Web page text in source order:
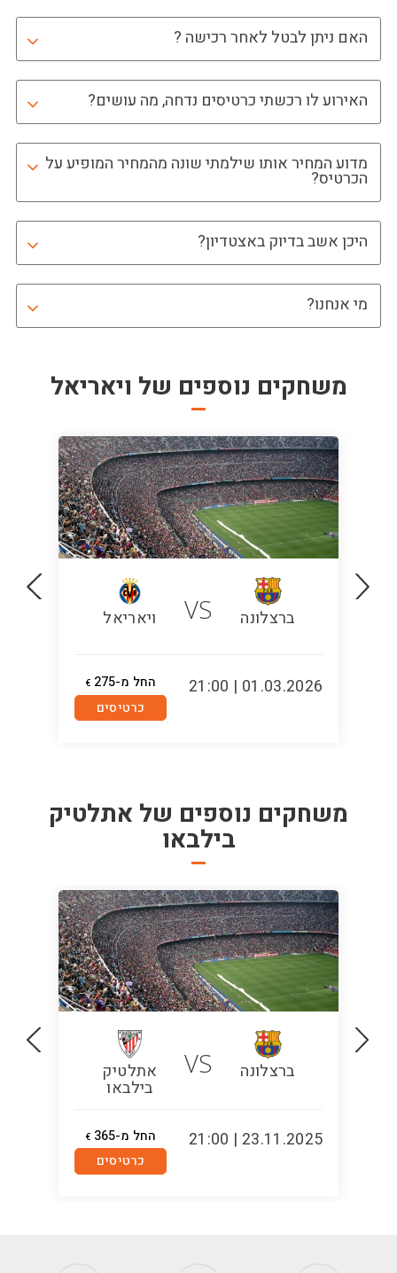
האם ניתן לבטל לאחר רכישה ?
האירוע לו רכשתי כרטיסים נדחה, מה עושים?
מדוע המחיר אותו שילמתי שונה מהמחיר המופיע על
הכרטיס?
היכן אשב בדיוק באצטדיון?
מי אנחנו?
משחקים נוספים של ויאריאל
ברצלונה VS ויאריאל
01.03.2026 | 21:00 החל מ-275 €
כרטיסים
משחקים נוספים של אתלטיק
בילבאו
ברצלונה VS אתלטיק
בילבאו
23.11.2025 | 21:00 החל מ-365 €
כרטיסים